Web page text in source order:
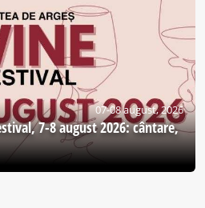
07-08 august, 2026
7-8 august 2026: cântare,